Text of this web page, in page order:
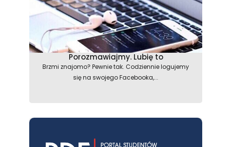
Porozmawiajmy. Lubię to
Brzmi znajomo? Pewnie tak. Codziennie logujemy
się na swojego Facebooka,...